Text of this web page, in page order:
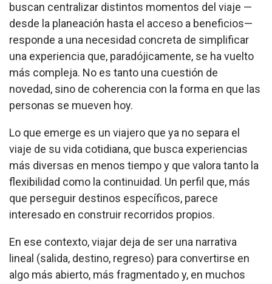
buscan centralizar distintos momentos del viaje —
desde la planeación hasta el acceso a beneficios—
responde a una necesidad concreta de simplificar
una experiencia que, paradójicamente, se ha vuelto
más compleja. No es tanto una cuestión de
novedad, sino de coherencia con la forma en que las
personas se mueven hoy.
Lo que emerge es un viajero que ya no separa el
viaje de su vida cotidiana, que busca experiencias
más diversas en menos tiempo y que valora tanto la
flexibilidad como la continuidad. Un perfil que, más
que perseguir destinos específicos, parece
interesado en construir recorridos propios.
En ese contexto, viajar deja de ser una narrativa
lineal (salida, destino, regreso) para convertirse en
algo más abierto, más fragmentado y, en muchos